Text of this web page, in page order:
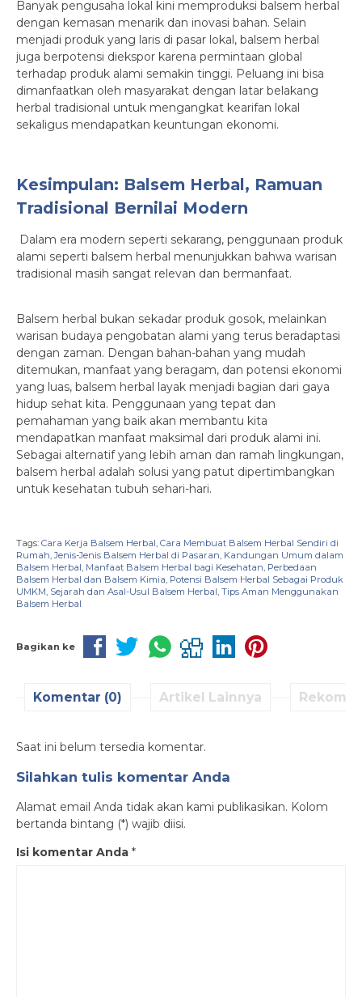
Banyak pengusaha lokal kini memproduksi balsem herbal
dengan kemasan menarik dan inovasi bahan. Selain
menjadi produk yang laris di pasar lokal, balsem herbal
juga berpotensi diekspor karena permintaan global
terhadap produk alami semakin tinggi. Peluang ini bisa
dimanfaatkan oleh masyarakat dengan latar belakang
herbal tradisional untuk mengangkat kearifan lokal
sekaligus mendapatkan keuntungan ekonomi.
Kesimpulan: Balsem Herbal, Ramuan
Tradisional Bernilai Modern
Dalam era modern seperti sekarang, penggunaan produk
alami seperti balsem herbal menunjukkan bahwa warisan
tradisional masih sangat relevan dan bermanfaat.
Balsem herbal bukan sekadar produk gosok, melainkan
warisan budaya pengobatan alami yang terus beradaptasi
dengan zaman. Dengan bahan-bahan yang mudah
ditemukan, manfaat yang beragam, dan potensi ekonomi
yang luas, balsem herbal layak menjadi bagian dari gaya
hidup sehat kita. Penggunaan yang tepat dan
pemahaman yang baik akan membantu kita
mendapatkan manfaat maksimal dari produk alami ini.
Sebagai alternatif yang lebih aman dan ramah lingkungan,
balsem herbal adalah solusi yang patut dipertimbangkan
untuk kesehatan tubuh sehari-hari.
Tags: Cara Kerja Balsem Herbal Cara Membuat Balsem Herbal Sendiri di
Rumah ,Jenis-Jenis Balsem Herbal di Pasaran Kandungan Umum dalam
Balsem Herbal Manfaat Balsem Herbal bagi Kesehatan Perbedaan
Balsem Herbal dan Balsem Kimia Potensi Balsem Herbal Sebagai Produk
UMKM Sejarah dan Asal-Usul Balsem Herbal Tips Aman Menggunakan
Balsem Herbal
Bagikan ke
Komentar (0) Artikel Lainnya
Saat ini belum tersedia komentar.
Silahkan tulis komentar Anda
Alamat email Anda tidak akan kami publikasikan. Kolom
bertanda bintang (*) wajib diisi.
Isi komentar Anda *